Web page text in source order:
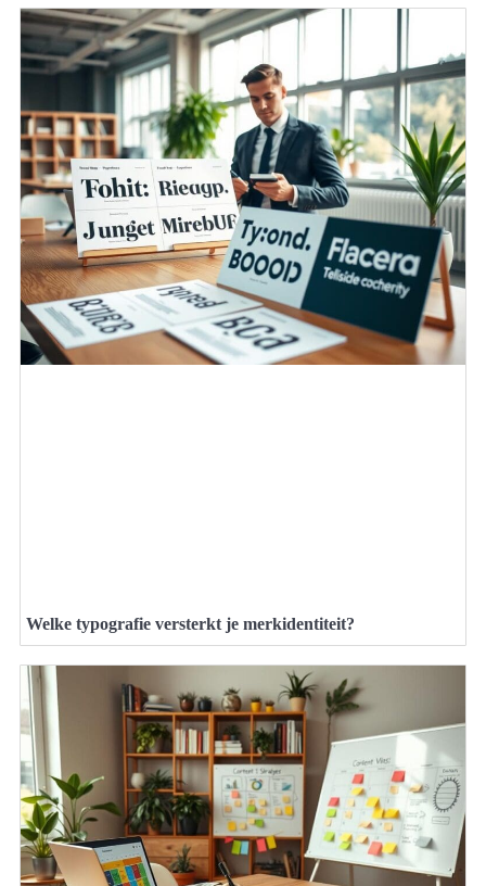
Welke typografie versterkt je merkidentiteit?